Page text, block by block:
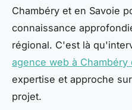
Chambéry et en Savoie
connaissance
régional. C'est là
agence web à Chambéry
expertise et approche
projet.